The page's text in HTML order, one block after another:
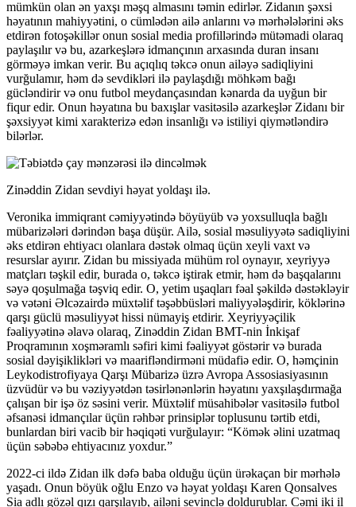
mümkün olan ən yaxşı məşq almasını təmin edirlər. Zidanın şəxsi
həyatının mahiyyətini, o cümlədən ailə anlarını və mərhələlərini əks
etdirən fotoşəkillər onun sosial media profillərində mütəmadi olaraq
paylaşılır və bu, azarkeşlərə idmançının arxasında duran insanı
görməyə imkan verir. Bu açıqlıq təkcə onun ailəyə sadiqliyini
vurğulamır, həm də sevdikləri ilə paylaşdığı möhkəm bağı
gücləndirir və onu futbol meydançasından kənarda da uyğun bir
fiqur edir. Onun həyatına bu baxışlar vasitəsilə azarkeşlər Zidanı bir
şəxsiyyət kimi xarakterizə edən insanlığı və istiliyi qiymətləndirə
bilərlər.
Zinəddin Zidan sevdiyi həyat yoldaşı ilə.
Veronika immiqrant cəmiyyətində böyüyüb və yoxsulluqla bağlı
mübarizələri dərindən başa düşür. Ailə, sosial məsuliyyətə sadiqliyini
əks etdirən ehtiyacı olanlara dəstək olmaq üçün xeyli vaxt və
resurslar ayırır. Zidan bu missiyada mühüm rol oynayır, xeyriyyə
matçları təşkil edir, burada o, təkcə iştirak etmir, həm də başqalarını
səyə qoşulmağa təşviq edir. O, yetim uşaqları fəal şəkildə dəstəkləyir
və vətəni Əlcəzairdə müxtəlif təşəbbüsləri maliyyələşdirir, köklərinə
qarşı güclü məsuliyyət hissi nümayiş etdirir. Xeyriyyəçilik
fəaliyyətinə əlavə olaraq, Zinəddin Zidan BMT-nin İnkişaf
Proqramının xoşməramlı səfiri kimi fəaliyyət göstərir və burada
sosial dəyişiklikləri və maarifləndirməni müdafiə edir. O, həmçinin
Leykodistrofiyaya Qarşı Mübarizə üzrə Avropa Assosiasiyasının
üzvüdür və bu vəziyyətdən təsirlənənlərin həyatını yaxşılaşdırmağa
çalışan bir işə öz səsini verir. Müxtəlif müsahibələr vasitəsilə futbol
əfsanəsi idmançılar üçün rəhbər prinsiplər toplusunu tərtib etdi,
bunlardan biri vacib bir həqiqəti vurğulayır: “Kömək əlini uzatmaq
üçün səbəbə ehtiyacınız yoxdur.”
2022-ci ildə Zidan ilk dəfə baba olduğu üçün ürəkaçan bir mərhələ
yaşadı. Onun böyük oğlu Enzo və həyat yoldaşı Karen Qonsalves
Sia adlı gözəl qızı qarşılayıb, ailəni sevinclə doldurublar. Cəmi iki il